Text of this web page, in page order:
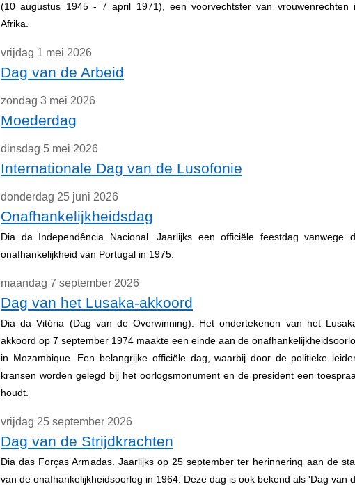
(10 augustus 1945 - 7 april 1971), een voorvechtster van vrouwenrechten
Afrika.
vrijdag 1 mei 2026
Dag van de Arbeid
zondag 3 mei 2026
Moederdag
dinsdag 5 mei 2026
Internationale Dag van de Lusofonie
donderdag 25 juni 2026
Onafhankelijkheidsdag
Dia da Independência Nacional. Jaarlijks een officiële feestdag vanwege
onafhankelijkheid van Portugal in 1975.
maandag 7 september 2026
Dag van het Lusaka-akkoord
Dia da Vitória (Dag van de Overwinning). Het ondertekenen van het
akkoord op 7 september 1974 maakte een einde aan de
in Mozambique. Een belangrijke officiële dag, waarbij door de politieke
kransen worden gelegd bij het oorlogsmonument en de president een
houdt.
vrijdag 25 september 2026
Dag van de Strijdkrachten
Dia das Forças Armadas. Jaarlijks op 25 september ter herinnering aan de
van de onafhankelijkheidsoorlog in 1964. Deze dag is ook bekend als 'Dag van